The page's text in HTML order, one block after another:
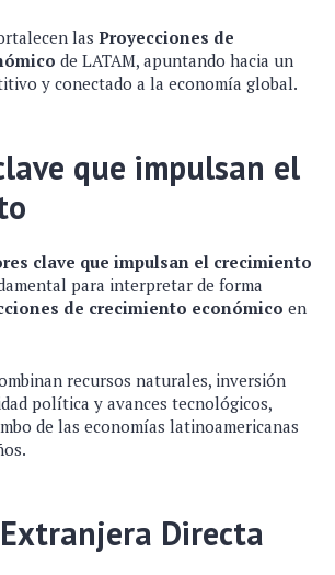
las Proyecciones de
de LATAM, apuntando hacia un
y conectado a la economía global.
que impulsan el
clave que impulsan el crecimiento
para interpretar de forma
de crecimiento económico en
recursos naturales, inversión
política y avances tecnológicos,
de las economías latinoamericanas
Directa